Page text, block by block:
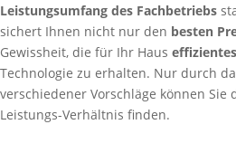
Leistungsumfang des Fachbetriebs
sichert Ihnen nicht nur den besten
Gewissheit, die für Ihr Haus
Technologie zu erhalten. Nur durch
verschiedener Vorschläge können Sie
Leistungs-Verhältnis finden.